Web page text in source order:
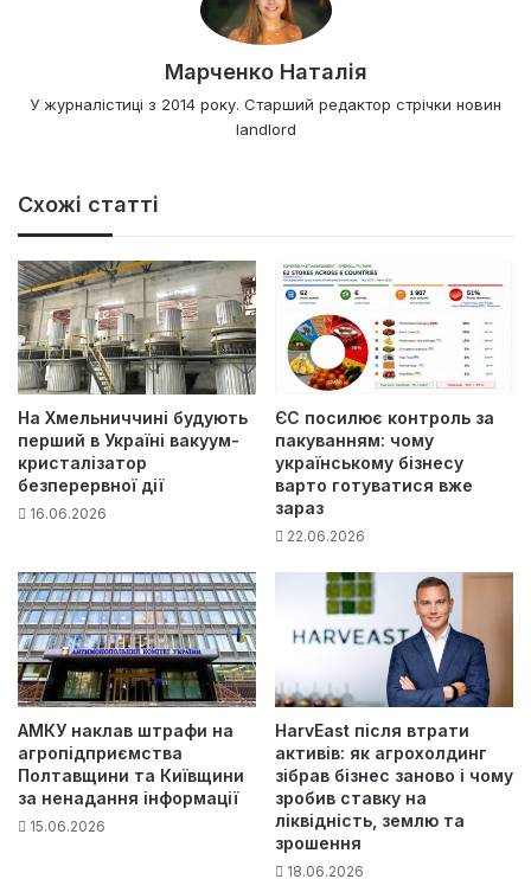
Марченко Наталія
У журналістиці з 2014 року. Старший редактор стрічки новин
landlord
Схожі статті
На Хмельниччині будують
перший в Україні вакуум-
кристалізатор
безперервної дії
16.06.2026
ЄС посилює контроль за
пакуванням: чому
українському бізнесу
варто готуватися вже
зараз
22.06.2026
АМКУ наклав штрафи на
агропідприємства
Полтавщини та Київщини
за ненадання інформації
15.06.2026
HarvEast після втрати
активів: як агрохолдинг
зібрав бізнес заново і чому
зробив ставку на
ліквідність, землю та
зрошення
18.06.2026